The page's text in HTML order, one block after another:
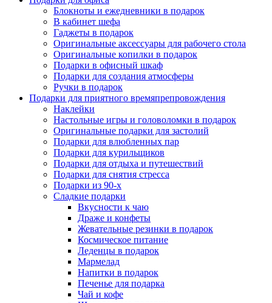
Блокноты и ежедневники в подарок
В кабинет шефа
Гаджеты в подарок
Оригинальные аксессуары для рабочего стола
Оригинальные копилки в подарок
Подарки в офисный шкаф
Подарки для создания атмосферы
Ручки в подарок
Подарки для приятного времяпрепровождения
Наклейки
Настольные игры и головоломки в подарок
Оригинальные подарки для застолий
Подарки для влюбленных пар
Подарки для курильщиков
Подарки для отдыха и путешествий
Подарки для снятия стресса
Подарки из 90-х
Сладкие подарки
Вкусности к чаю
Драже и конфеты
Жевательные резинки в подарок
Космическое питание
Леденцы в подарок
Мармелад
Напитки в подарок
Печенье для подарка
Чай и кофе